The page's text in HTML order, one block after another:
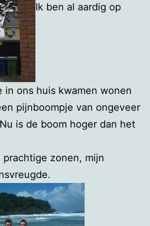
Ik ben al aardig op
in ons huis kwamen wonen
pijnboompje van ongeveer
is de boom hoger dan het
zonen, mijn